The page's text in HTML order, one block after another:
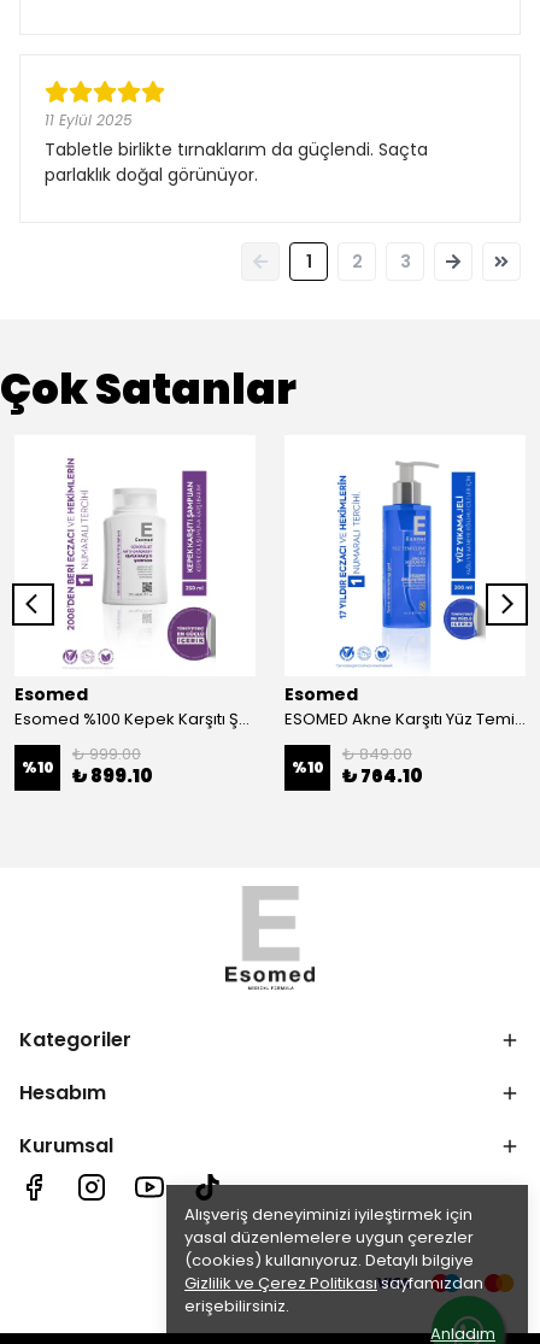
Alışveriş deneyiminizi iyileştirmek için
yasal düzenlemelere uygun çerezler
(cookies) kullanıyoruz. Detaylı bilgiye
Gizlilik ve Çerez Politikasısayfamızdan
erişebilirsiniz.
Anladım
11 Eylül 2025
Tabletle birlikte tırnaklarım da güçlendi. Saçta
parlaklık doğal görünüyor.
1 2 3
Çok Satanlar
Esomed
Esomed %100 Kepek Karşıtı Şampuan Tüm Saçlar için ve 28 Bileşenli Formül
%10
₺ 999.00
₺ 899.10
Esomed
ESOMED Akne Karşıtı Yüz Temizleme Jeli – Çinko PCA + Laktik Asit ile Yağ Dengesi ve Derin Temizlik
%10
₺ 849.00
₺ 764.10
Kategoriler
Hesabım
Kurumsal